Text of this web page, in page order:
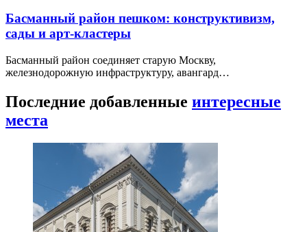
Басманный район пешком: конструктивизм,
сады и арт-кластеры
Басманный район соединяет старую Москву,
железнодорожную инфраструктуру, авангард…
Последние добавленные интересные
места